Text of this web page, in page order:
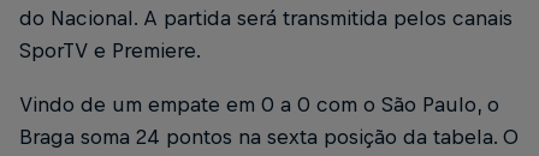
do Nacional. A partida será transmitida pelos canais
SporTV e Premiere.
Vindo de um empate em 0 a 0 com o São Paulo, o
Braga soma 24 pontos na sexta posição da tabela. O